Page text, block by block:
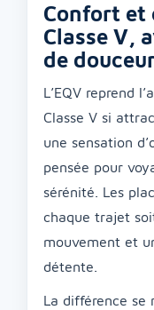
Confort et
Classe V,
de
L’EQV reprend
Classe V si
une sensation
pensée pour
sérénité. Les
chaque trajet
mouvement et
détente.
La différence se